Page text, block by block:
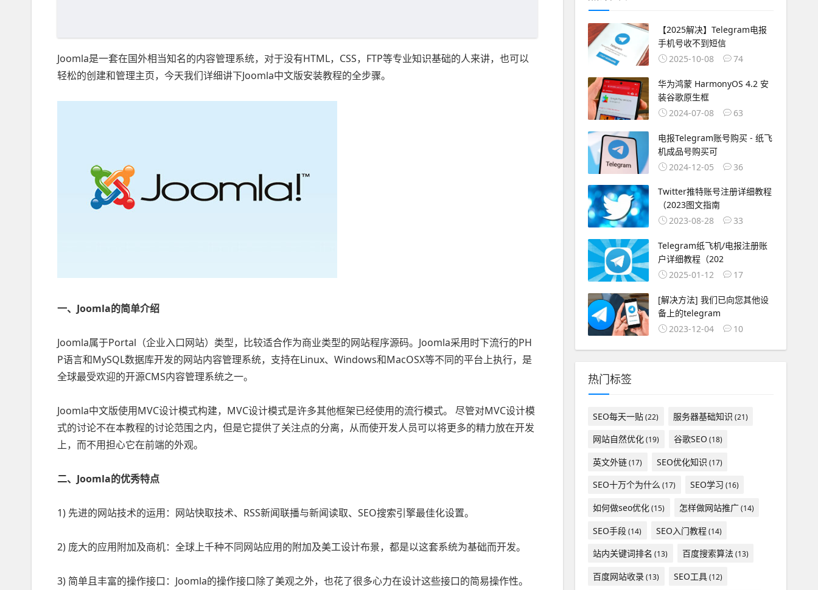
Joomla是一套在国外相当知名的内容管理系统，对于没有HTML，CSS，FTP等专业知识基础的人来讲，也可以
轻松的创建和管理主页，今天我们详细讲下Joomla中文版安装教程的全步骤。
一、Joomla的简单介绍
Joomla属于Portal（企业入口网站）类型，比较适合作为商业类型的网站程序源码。Joomla采用时下流行的PH
P语言和MySQL数据库开发的网站内容管理系统，支持在Linux、Windows和MacOSX等不同的平台上执行，是
全球最受欢迎的开源CMS内容管理系统之一。
Joomla中文版使用MVC设计模式构建，MVC设计模式是许多其他框架已经使用的流行模式。 尽管对MVC设计模
式的讨论不在本教程的讨论范围之内，但是它提供了关注点的分离，从而使开发人员可以将更多的精力放在开发
上，而不用担心它在前端的外观。
二、Joomla的优秀特点
1) 先进的网站技术的运用：网站快取技术、RSS新闻联播与新闻读取、SEO搜索引擎最佳化设置。
2) 庞大的应用附加及商机：全球上千种不同网站应用的附加及美工设计布景，都是以这套系统为基础而开发。
3) 简单且丰富的操作接口：Joomla的操作接口除了美观之外，也花了很多心力在设计这些接口的简易操作性。
【2025解决】Telegram电报
手机号收不到短信
2025-10-08
74
华为鸿蒙 HarmonyOS 4.2 安
装谷歌原生框
2024-07-08
63
电报Telegram账号购买 - 纸飞
机成品号购买可
2024-12-05
36
Twitter推特账号注册详细教程
（2023图文指南
2023-08-28
33
Telegram纸飞机/电报注册账
户详细教程（202
2025-01-12
17
[解决方法] 我们已向您其他设
备上的telegram
2023-12-04
10
热门标签
SEO每天一贴(22) 服务器基础知识 (21)
网站自然优化(19) 谷歌SEO (18)
英文外链(17) SEO优化知识 (17)
SEO十万个为什么 (17) SEO学习 (16)
如何做seo优化(15) 怎样做网站推广(14)
SEO手段(14) SEO入门教程(14)
站内关键词排名 (13) 百度搜索算法(13)
百度网站收录(13) SEO工具(12)